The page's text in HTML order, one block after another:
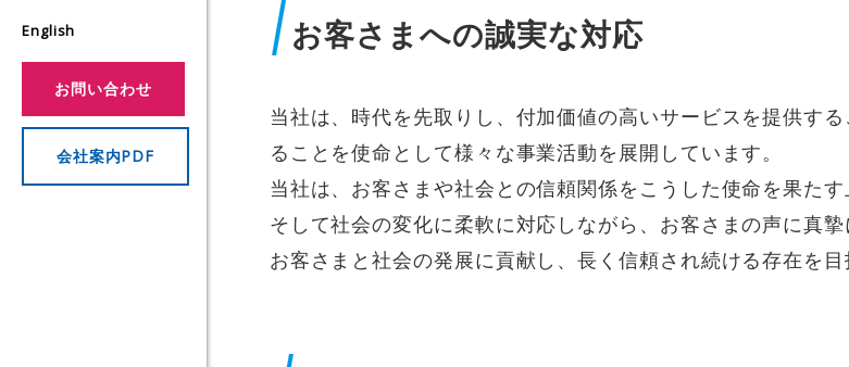
再生可能エネルギーの取り組み事例
半導体関連事業
English
お問い合わせ
会社案内PDF
お客さまへの誠実な対応
当社は、時代を先取りし、付加価値の高いサービスを提供す
ることを使命として様々な事業活動を展開しています。
当社は、お客さまや社会との信頼関係をこうした使命を果た
そして社会の変化に柔軟に対応しながら、お客さまの声に真
お客さまと社会の発展に貢献し、長く信頼され続ける存在を目